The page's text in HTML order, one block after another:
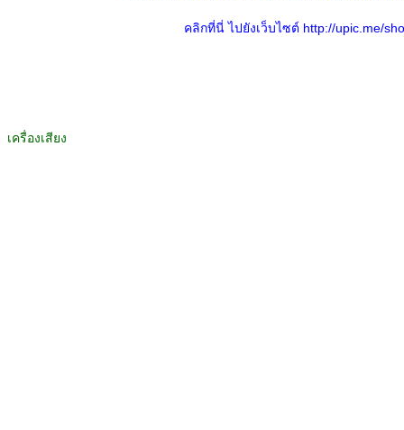
คลิกที่นี่ ไปยังเว็บไซต์ http://upic.me/
เครื่องเสียง